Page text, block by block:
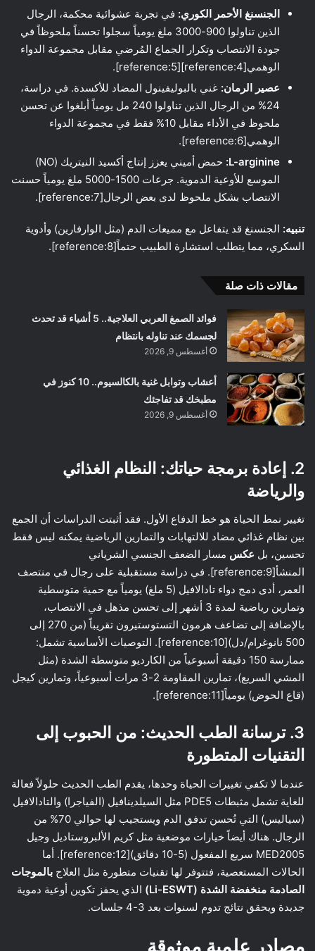
الجنسنغ الأحمر الكوري: في تجربة عشوائية محكمة، الرجال
الذين تناولوا 900-3000 ملغ يومياً سجلوا تحسناً ملحوظاً في
جودة الانتصاب وتكرار الجماع المُرضي مقابل مجموعة الدواء
الوهمي[reference:4][reference:5].
عصير الرمان: غني بالبوليفينول المضاد للأكسدة. في دراسة،
24% من الرجال الذين تناولوا 240 مل يومياً أبلغوا عن تحسن
ملحوظ في الأداء مقابل 10% فقط في مجموعة الدواء
الوهمي[reference:6].
L-arginine:
حمض أميني يعزز إنتاج أكسيد النيتريك (NO)
الموسع للأوعية الدموية. جرعات 1500-5000 ملغ يومياً حسنت
الانتصاب بشكل ملحوظ لدى بعض الرجال[reference:7].
تنبيه: الجنسنغ قد يتفاعل مع مميعات الدم (مثل الوارفارين) وأدوية
السكري، مما يتطلب استشارة الطبيب حتماً[reference:8].
مقالات ذات صلة
فوائد الصمغ العربي العلاجية.. 5 أشياء قد تحدث
لجسمك عند تناوله بانتظام
أغسطس 9, 2026
أعشاب وتوابل غنية بالكالسيوم.. 10 كنوز في
مطبخك قد تفاجئك
أغسطس 9, 2026
2. إعادة برمجة حياتك: النظام الغذائي
والرياضة
تغيير نمط الحياة هو خط الدفاع الأول. فقد أثبتت الدراسات أن الجمع
بين نظام غذائي مضاد للالتهابات والتمارين الرياضية يمكنه ليس فقط
تحسين، بل عكس مسار الضعف الجنسي الشرياني
المنشأ[reference:9]. في دراسة مستقبلية على رجال في منتصف
العمر، أدى دمج دواء تادالافيل (5 ملغ) يومياً مع حمية متوسطية
وتمارين رياضية لمدة 3 أشهر إلى تحسن مذهل في الانتصاب،
بالإضافة إلى تضاعف هرمون التستوستيرون تقريباً (من 270 إلى
500 نانوغرام/دل)[reference:10]. التوصيات الأساسية تشمل:
ممارسة 150 دقيقة أسبوعياً من الكارديو متوسطة الشدة (مثل
المشي السريع)، تمارين المقاومة 2-3 مرات أسبوعياً، وتمارين كيجل
(قاع الحوض) يومياً[reference:11].
3. ترسانة الطب الحديث: من الحبوب إلى
التقنيات المتطورة
عندما لا تكفي تغييرات الحياة وحدها، يقدم الطب الحديث حلولاً فعالة
للغاية تشمل مثبطات PDE5 مثل السيلدينافيل (الفياجرا) والتادالافيل
(سياليس) التي تُحسن تدفق الدم ويستجيب لها حوالي 70% من
الرجال. هناك أيضاً خيارات موضعية مثل كريم الألبروستاديل وجيل
MED2005 سريع المفعول (5-10 دقائق)[reference:12]. أما
الحالات المستعصية، فتتوفر لها تقنيات متطورة مثل العلاج بالموجات
الصادمة منخفضة الشدة (Li-ESWT)
الذي يحفز تكوين أوعية دموية
جديدة ويحقق نتائج تدوم لسنوات بعد 3-4 جلسات.
مصادر علمية موثوقة